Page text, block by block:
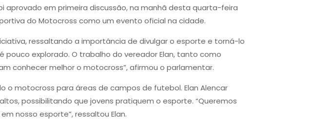
aprovado em primeira discussão, na manhã desta quarta-feira
do Motocross como um evento oficial na cidade.
ressaltando a importância de divulgar o esporte e torná-lo
explorado. O trabalho do vereador Elan, tanto como
conhecer melhor o motocross”, afirmou o parlamentar.
motocross para áreas de campos de futebol. Elan Alencar
possibilitando que jovens pratiquem o esporte. “Queremos
nosso esporte”, ressaltou Elan.